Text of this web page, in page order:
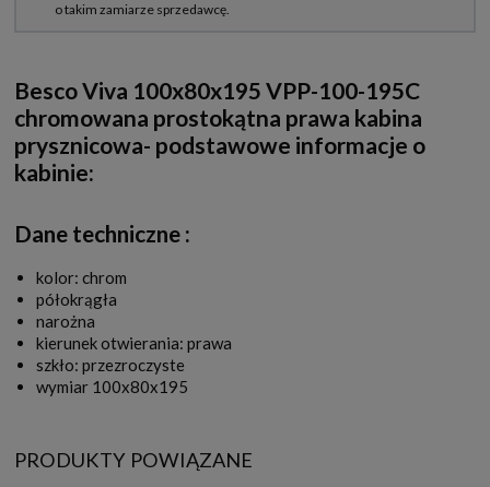
Besco Viva 100x80x195 VPP-100-195C
chromowana prostokątna prawa kabina
prysznicowa- podstawowe informacje o
kabinie:
Dane techniczne :
kolor: chrom
półokrągła
narożna
kierunek otwierania: prawa
szkło: przezroczyste
wymiar 100x80x195
PRODUKTY POWIĄZANE